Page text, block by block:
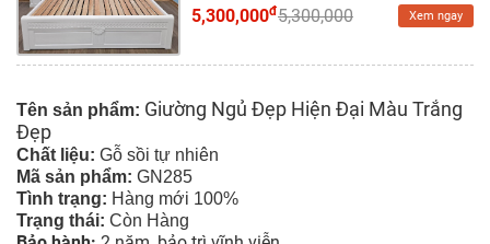
5,300,000đ5,300,000 Xem ngay
Tên sản phẩm: Giường Ngủ Đẹp Hiện Đại Màu Trắng
Đẹp
Chất liệu: Gỗ sồi tự nhiên
Mã sản phẩm: GN285
Tình trạng: Hàng mới 100%
Trạng thái: Còn Hàng